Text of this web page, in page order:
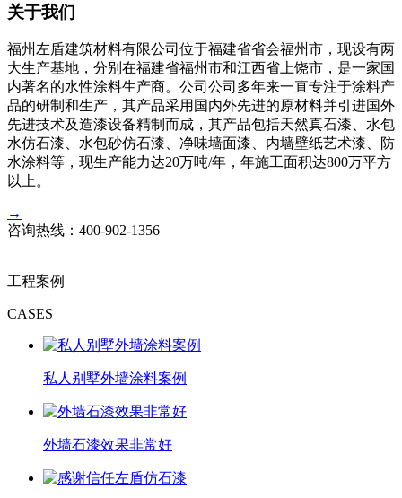
关于我们
福州左盾建筑材料有限公司位于福建省省会福州市，现设有两
大生产基地，分别在福建省福州市和江西省上饶市，是一家国
内著名的水性涂料生产商。公司公司多年来一直专注于涂料产
品的研制和生产，其产品采用国内外先进的原材料并引进国外
先进技术及造漆设备精制而成，其产品包括天然真石漆、水包
水仿石漆、水包砂仿石漆、净味墙面漆、内墙壁纸艺术漆、防
水涂料等，现生产能力达20万吨/年，年施工面积达800万平方
以上。
→
咨询热线： 400-902-1356
工程案例
CASES
私人别墅外墙涂料案例
外墙石漆效果非常好